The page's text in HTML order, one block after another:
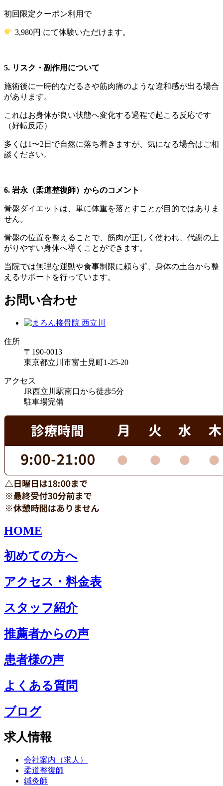
初回限定クーポン利用で
3,980円 にて体験いただけます。
5. リスク・副作用について
施術後に一時的なだるさや筋肉痛のような違和感が出る場合
があります。
これはお身体が良い状態へ変化する過程で起こる反応です
（好転反応）
多くは1〜2日で自然に落ち着きますが、気になる場合はご相
談ください。
6. 岩永（柔道整復師）からのコメント
骨盤ダイエットは、単に体重を落とすことが目的ではありま
せん。
骨盤の位置を整えることで、筋肉が正しく使われ、代謝の上
がりやすい身体へ導くことができます。
当院では無理な運動や食事制限に頼らず、身体の土台から整
えるサポートを行っています。
お問い合わせ
住所
〒190-0013
東京都立川市富士見町1-25-20
アクセス
JR西立川駅南口から徒歩5分
駐車場完備
HOME
初めての方へ
アクセス・料金表
スタッフ紹介
推薦者からの声
患者様の声
よくある質問
ブログ
求人情報
会社案内（求人）
柔道整復師
鍼灸師